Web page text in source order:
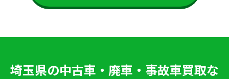
埼玉県の中古車・廃車・事故車買取な